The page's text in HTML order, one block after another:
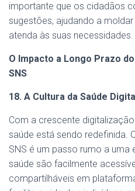
importante que os cidadãos
sugestões, ajudando a
atenda às suas necessidades.
O Impacto a Longo Prazo
SNS
18. A Cultura da Saúde
Com a crescente
saúde está sendo redefinida.
SNS é um passo rumo a uma
saúde são facilmente
compartilháveis em